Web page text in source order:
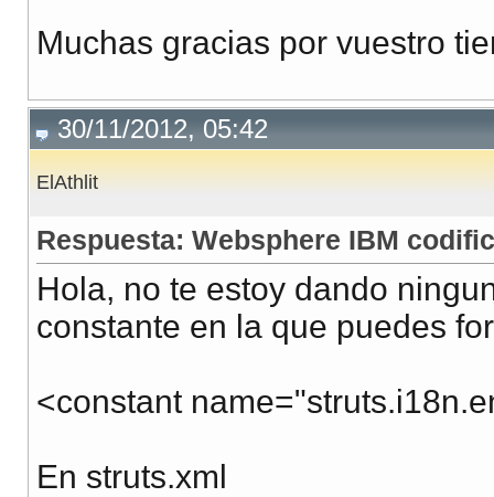
Muchas gracias por vuestro
30/11/2012, 05:42
ElAthlit
Respuesta: Websphere IBM
Hola, no te estoy dando
constante en la que puedes
<constant
En struts.xml